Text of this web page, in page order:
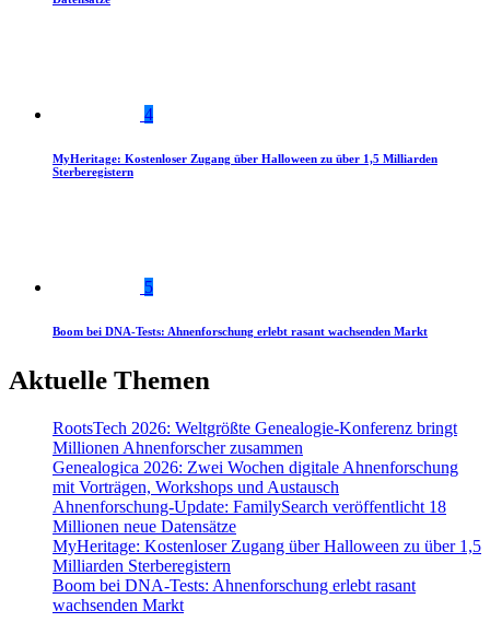
4
MyHeritage: Kostenloser Zugang über Halloween zu über 1,5 Milliarden
Sterberegistern
5
Boom bei DNA-Tests: Ahnenforschung erlebt rasant wachsenden Markt
Aktuelle Themen
RootsTech 2026: Weltgrößte Genealogie-Konferenz bringt
Millionen Ahnenforscher zusammen
Genealogica 2026: Zwei Wochen digitale Ahnenforschung
mit Vorträgen, Workshops und Austausch
Ahnenforschung-Update: FamilySearch veröffentlicht 18
Millionen neue Datensätze
MyHeritage: Kostenloser Zugang über Halloween zu über 1,5
Milliarden Sterberegistern
Boom bei DNA-Tests: Ahnenforschung erlebt rasant
wachsenden Markt